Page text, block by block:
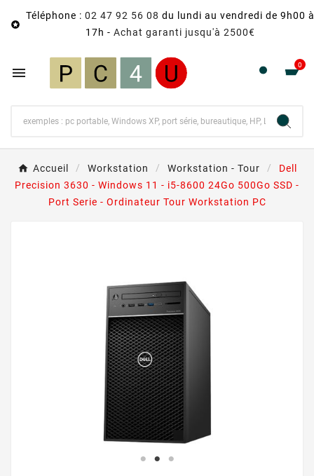

Téléphone : 02 47 92 56 08 du lundi au vendredi de 9h00 à
17h - Achat garanti jusqu'à 2500€
 0
Accueil Workstation Workstation - Tour
Dell
Precision 3630 - Windows 11 - i5-8600 24Go 500Go SSD -
Port Serie - Ordinateur Tour Workstation PC